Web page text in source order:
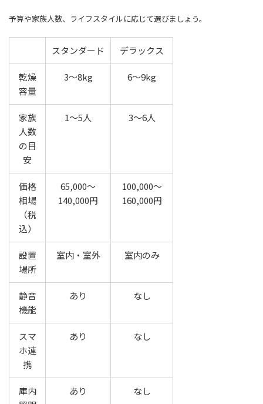
予算や家族人数、ライフスタイルに応じて選びましょう。
スタンダード デラックス
乾燥
容量
3～8kg 6～9kg
家族
人数
の目
安
1～5人 3～6人
価格
相場
（税
込）
65,000～
140,000円
100,000～
160,000円
設置
場所
室内・室外 室内のみ
静音
機能
あり なし
スマ
ホ連
携
あり なし
庫内
あり なし